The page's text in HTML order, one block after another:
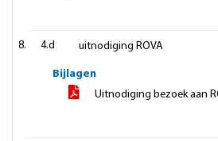
4.d uitnodiging ROVA
Bijlagen
Uitnodiging bezoek aan